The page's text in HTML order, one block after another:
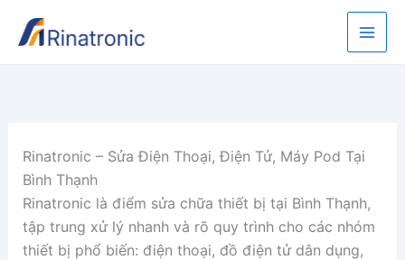
Rinatronic – Sửa Điện Thoại, Điện Tử, Máy Pod Tại
Bình Thạnh
Rinatronic là điểm sửa chữa thiết bị tại Bình Thạnh,
tập trung xử lý nhanh và rõ quy trình cho các nhóm
thiết bị phổ biến: điện thoại, đồ điện tử dân dụng,
ì
ế
m